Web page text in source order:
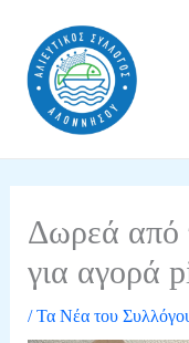
περιεχόμενο
Δωρεά από
για αγορά
/Τα Νέα του